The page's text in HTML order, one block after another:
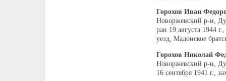
Горохов Иван
Новоржевский р-н,
ран 19 августа 1944
уезд, Мадонское
Горохов Николай
Новоржевский р-н,
16 сентября 1941 г.,